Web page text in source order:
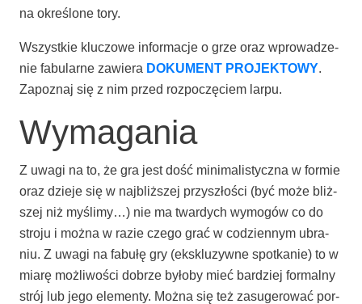
na okre­ślo­ne tory.
Wszyst­kie klu­czo­we infor­ma­cje o grze oraz wpro­wa­dze­
nie fabu­lar­ne zawie­ra DOKUMENT PROJEKTOWY.
Zapo­znaj się z nim przed roz­po­czę­ciem larpu.
Wymagania
Z uwa­gi na to, że gra jest dość mini­ma­li­stycz­na w for­mie
oraz dzie­je się w naj­bliż­szej przy­szło­ści (być może bliż­
szej niż myśli­my…) nie ma twar­dych wymo­gów co do
stro­ju i moż­na w razie cze­go grać w codzien­nym ubra­
niu. Z uwa­gi na fabu­łę gry (eks­klu­zyw­ne spo­tka­nie) to w
mia­rę moż­li­wo­ści dobrze było­by mieć bar­dziej for­mal­ny
strój lub jego ele­men­ty. Moż­na się też zasu­ge­ro­wać por­